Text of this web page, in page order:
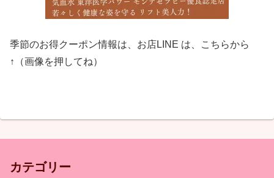
季節のお得クーポン情報は、お店LINE は、こちらから
↑（画像を押してね）
カテゴリー